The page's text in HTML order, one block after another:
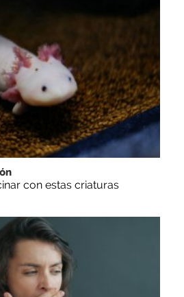
con estas criaturas